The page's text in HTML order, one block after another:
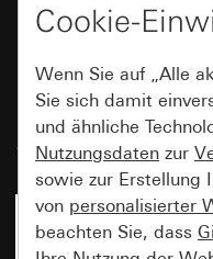
Unterputz-Einsätze,
Einsatz
Schließer 1-
Cookie-
Wenn Sie auf „Alle
Sie sich damit
und ähnliche
Nutzungsdaten zur
sowie zur Erstellung
von personalisierter
beachten Sie, dass